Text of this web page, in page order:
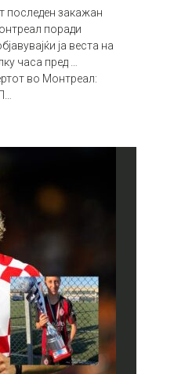
последен закажан
поради
ја веста на
часа пред …
во Монтреал: